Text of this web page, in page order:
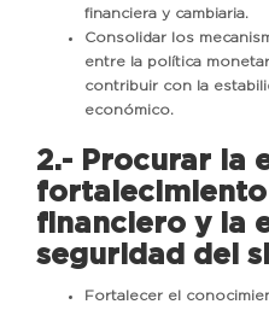
financiera y cambiaria.
Consolidar los
entre la política
contribuir con la
económico.
2.- Procurar la
fortalecimiento
financiero y la
seguridad del
Fortalecer el